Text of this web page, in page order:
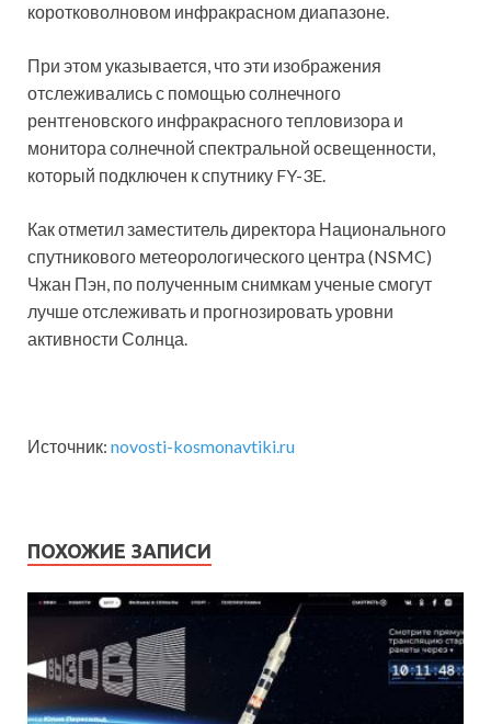
коротковолновом инфракрасном диапазоне.
При этом указывается, что эти изображения
отслеживались с помощью солнечного
рентгеновского инфракрасного тепловизора и
монитора солнечной спектральной освещенности,
который подключен к спутнику FY-3E.
Как отметил заместитель директора Национального
спутникового метеорологического центра (NSMC)
Чжан Пэн, по полученным снимкам ученые смогут
лучше отслеживать и прогнозировать уровни
активности Солнца.
Источник: novosti-kosmonavtiki.ru
ПОХОЖИЕ ЗАПИСИ